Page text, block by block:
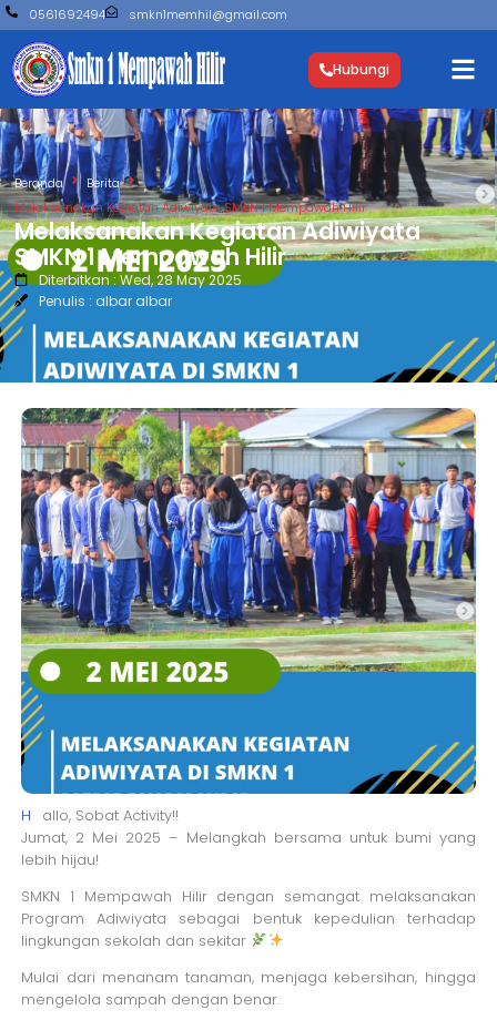
0561692494 smkn1memhil@gmail.com
Hubungi
Beranda
Berita
Melaksanakan Kegiatan Adiwiyata SMKN 1 Mempawah Hilir
Melaksanakan Kegiatan Adiwiyata
SMKN 1 Mempawah Hilir
Diterbitkan : Wed, 28 May 2025
Penulis : albar albar
H
allo, Sobat Activity!!
Jumat, 2 Mei 2025 – Melangkah bersama untuk bumi yang
lebih hijau!
SMKN 1 Mempawah Hilir dengan semangat melaksanakan
Program Adiwiyata sebagai bentuk kepedulian terhadap
lingkungan sekolah dan sekitar
Mulai dari menanam tanaman, menjaga kebersihan, hingga
mengelola sampah dengan benar.